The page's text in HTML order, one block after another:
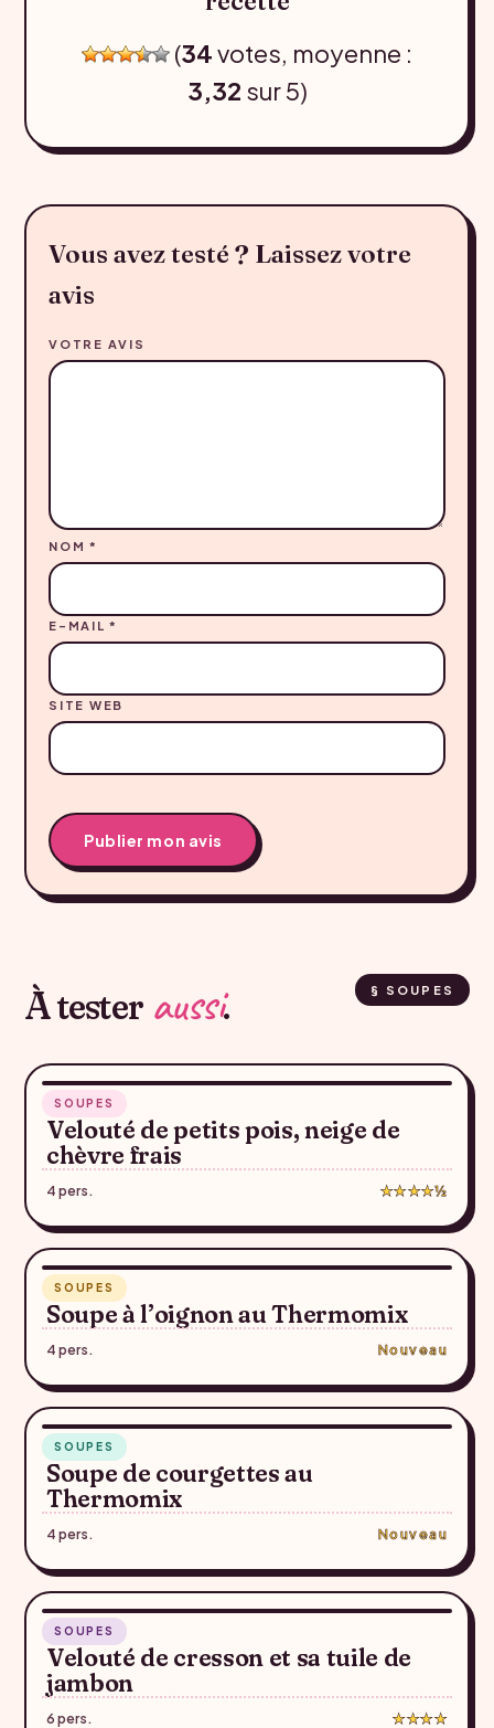
(34votes, moyenne :
3,32 sur 5)
Vous avez testé ? Laissez votre
avis
VOTRE AVIS
NOM*
E-MAIL*
SITE WEB
À tester aussi. § SOUPES
SOUPES
Velouté de petits pois, neige de
chèvre frais
4 pers. ★★★★½
SOUPES
Soupe à l’oignon au Thermomix
4 pers. Nouveau
SOUPES
Soupe de courgettes au
Thermomix
4 pers. Nouveau
SOUPES
Velouté de cresson et sa tuile de
jambon
6 pers. ★★★★